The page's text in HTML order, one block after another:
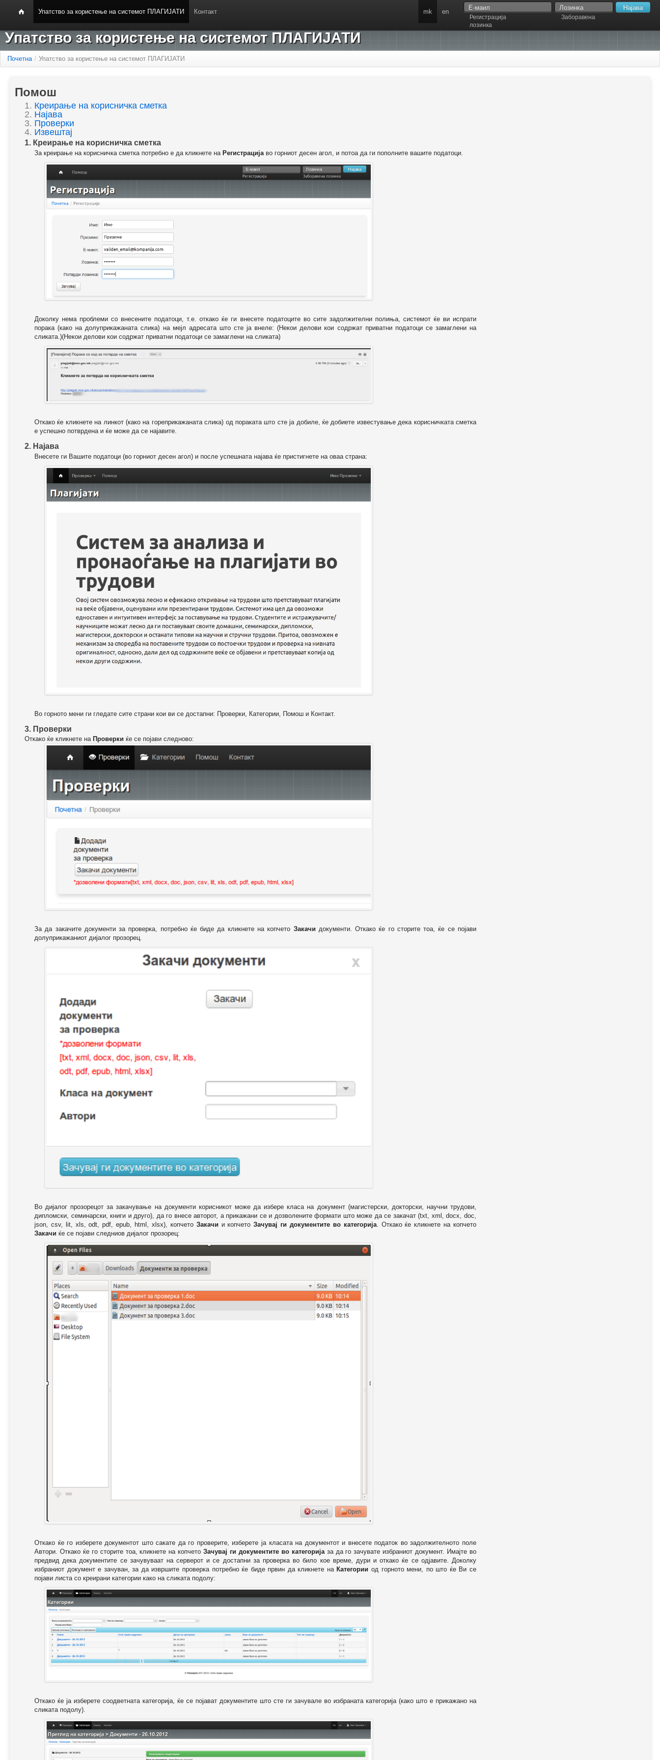
Упатство за користење на системот ПЛАГИЈАТИ Контакт
Регистрација
Заборавена
лозинка
mk en
Упатство за користење на системот ПЛАГИЈАТИ
Почетна / Упатство за користење на системот ПЛАГИЈАТИ
Помош
1. Креирање на корисничка сметка
2. Најава
3. Проверки
4. Извештај
1. Креирање на корисничка сметка
За креирање на корисничка сметка потребно е да кликнете на Регистрацијаво горниот десен агол, и потоа да ги пополните вашите податоци.
Доколку нема проблеми со внесените податоци, т.е. откако ќе ги внесете податоците во сите задолжителни полиња, системот ќе ви испрати
порака (како на долуприкажаната слика) на мејл адресата што сте ја внеле: (Некои делови кои содржат приватни податоци се замаглени на
сликата.)(Некои делови кои содржат приватни податоци се замаглени на сликата)
Откако ќе кликнете на линкот (како на гореприкажаната слика) од пораката што сте ја добиле, ќе добиете известување дека корисничката сметка
е успешно потврдена и ќе може да се најавите.
2. Најава
Внесете ги Вашите податоци (во горниот десен агол) и после успешната најава ќе пристигнете на оваа страна:
Во горното мени ги гледате сите страни кои ви се достапни: Проверки, Категории, Помош и Контакт.
3. Проверки
Откако ќе кликнете на Проверки ќе се појави следново:
За да закачите документи за проверка, потребно ќе биде да кликнете на копчето Закачи документи. Откако ќе го сторите тоа, ќе се појави
долуприкажаниот дијалог прозорец.
Во дијалог прозорецот за закачување на документи корисникот може да избере класа на документ (магистерски, докторски, научни трудови,
дипломски, семинарски, книги и друго), да го внесе авторот, а прикажани се и дозволените формати што може да се закачат (txt, xml, docx, doc,
json, csv, lit, xls, odt, pdf, epub, html, xlsx), копчето Закачи и копчетоЗачувај ги документите во категорија. Откако ќе кликнете на копчето
Закачи ќе се појави следниов дијалог прозорец:
Откако ќе го изберете документот што сакате да го проверите, изберете ја класата на документот и внесете податок во задолжителното поле
Автори. Откако ќе го сторите тоа, кликнете на копчетоЗачувај ги документите во категоријаза да го зачувате избраниот документ. Имајте во
предвид дека документите се зачувуваат на серверот и се достапни за проверка во било кое време, дури и откако ќе се одјавите. Доколку
избраниот документ е зачуван, за да извршите проверка потребно ќе биде првин да кликнете на Категории од горното мени, по што ќе Ви се
појави листа со креирани категории како на сликата подолу:
Откако ќе ја изберете соодветната категорија, ќе се појават документите што сте ги зачувале во избраната категорија (како што е прикажано на
сликата подолу).